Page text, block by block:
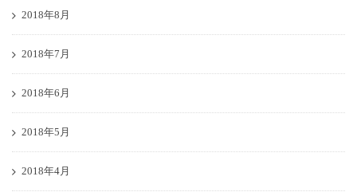
2018年8月
2018年7月
2018年6月
2018年5月
2018年4月